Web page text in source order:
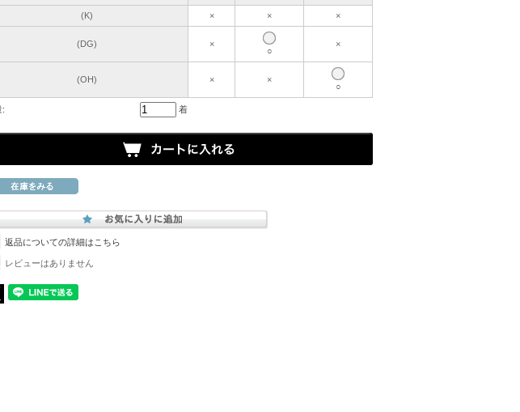
(K) × × ×
(DG) ×
○
×
(OH) × ×
○
: 着
返品についての詳細はこちら
レビューはありません